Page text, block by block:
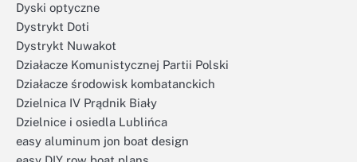
Dyski optyczne
Dystrykt Doti
Dystrykt Nuwakot
Działacze Komunistycznej Partii Polski
Działacze środowisk kombatanckich
Dzielnica IV Prądnik Biały
Dzielnice i osiedla Lublińca
easy aluminum jon boat design